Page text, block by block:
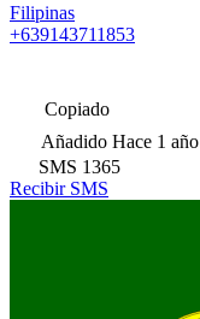
Filipinas
+639143711853
Copiado
Añadido Hace 1 año
SMS 1365
Recibir SMS